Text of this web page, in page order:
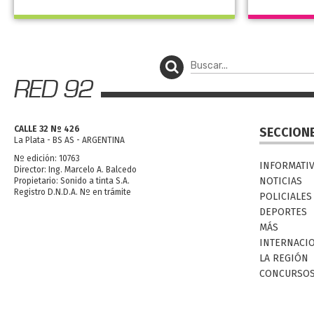
CALLE 32 Nº 426
La Plata - BS AS - ARGENTINA
Nº edición: 10763
Director: Ing. Marcelo A. Balcedo
Propietario: Sonido a tinta S.A.
Registro D.N.D.A. Nº en trámite
NOTICIAS
POLICIALES
DEPORTES
MÁS
LA REGIÓN
CONCURSOS